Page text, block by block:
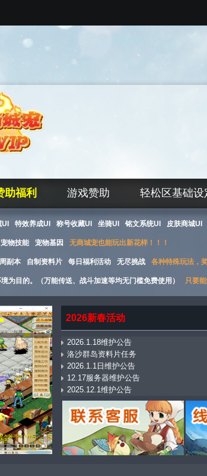
助福利 游戏赞助 轻松区基础设
特效养成UI 称号收藏UI 坐骑UI 铭文系统UI 皮肤商城UI
宠物技能 宠物基因 无商城宠也能玩出新花样！！！
副本 自制资料片 每日福利活动 无尽挑战 各种特殊玩法，
为目的。（万能传送、战斗加速等均无门槛免费使用） 只要
2026新春活动
2026.1.18维护公告
洛沙群岛资料片任务
2026.1.1日维护公告
12.17服务器维护公告
2025.12.1维护公告
龙族密藏玩法
11.14日维护内容
竞技场每日连战挑战
新职业：龙族
锻造工坊-宠装宝石镶嵌